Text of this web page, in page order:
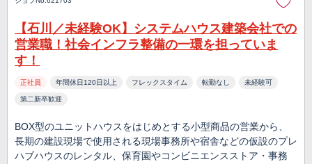
【石川／未経験OK】システムハウス建築会社での
営業職！社会インフラ整備の一環を担っていま
す！
正社員 年間休日120日以上 フレックスタイム 転勤なし 未経験可
第二新卒歓迎
BOX型のユニットハウスをはじめとする小型商品の営業から、
長期の建設現場で使用される現場事務所や宿舎などの仮設のプレ
ハブハウスのレンタル、保育園やコンビニエンスストア・事務